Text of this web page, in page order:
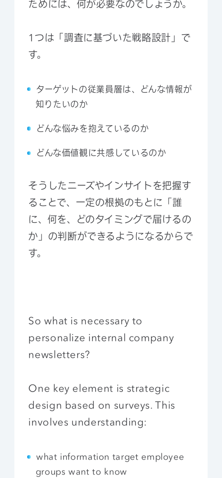
ためには、何が必要なのでしょうか。
1つは「調査に基づいた戦略設計」で
す。
ターゲットの従業員層は、どんな情報が
知りたいのか
どんな悩みを抱えているのか
どんな価値観に共感しているのか
そうしたニーズやインサイトを把握す
ることで、一定の根拠のもとに「誰
に、何を、どのタイミングで届けるの
か」の判断ができるようになるからで
す。
So what is necessary to
personalize internal company
newsletters?
One key element is strategic
design based on surveys. This
involves understanding:
what information target employee
groups want to know